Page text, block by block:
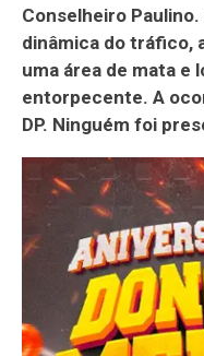
Conselheiro
dinâmica do tráfico,
uma área de mata e
entorpecente. A
DP. Ninguém foi